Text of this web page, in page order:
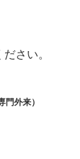
さい。
門外来）